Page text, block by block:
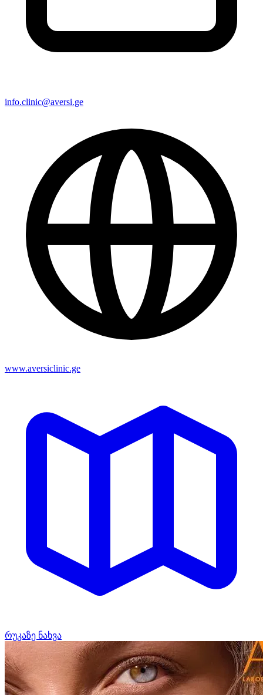
info.clinic@aversi.ge
www.aversiclinic.ge
რუკაზე ნახვა